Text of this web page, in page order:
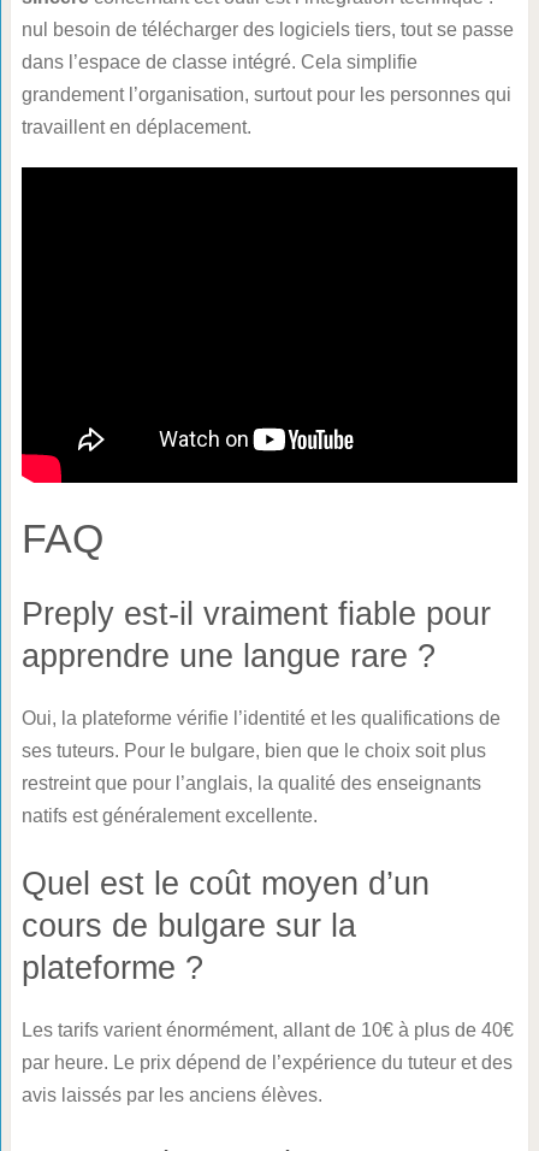
nul besoin de télécharger des logiciels tiers, tout se passe
dans l’espace de classe intégré. Cela simplifie
grandement l’organisation, surtout pour les personnes qui
travaillent en déplacement.
FAQ
Preply est-il vraiment fiable pour
apprendre une langue rare ?
Oui, la plateforme vérifie l’identité et les qualifications de
ses tuteurs. Pour le bulgare, bien que le choix soit plus
restreint que pour l’anglais, la qualité des enseignants
natifs est généralement excellente.
Quel est le coût moyen d’un
cours de bulgare sur la
plateforme ?
Les tarifs varient énormément, allant de 10€ à plus de 40€
par heure. Le prix dépend de l’expérience du tuteur et des
avis laissés par les anciens élèves.